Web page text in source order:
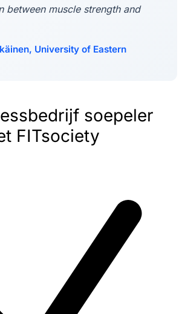
between muscle strength and
University of Eastern
soepeler
FITsociety